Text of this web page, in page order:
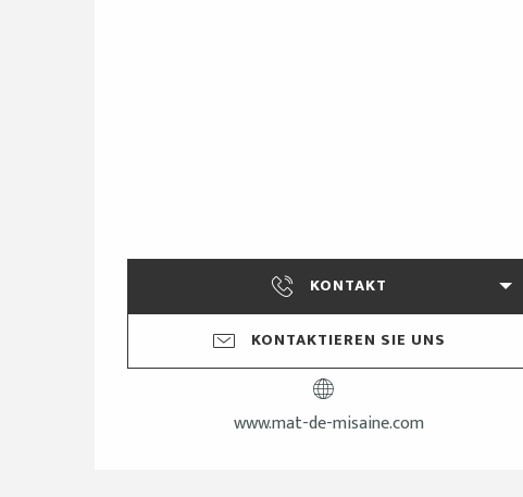
KONTAKT
KONTAKTIEREN SIE UNS
www.mat-de-misaine.com